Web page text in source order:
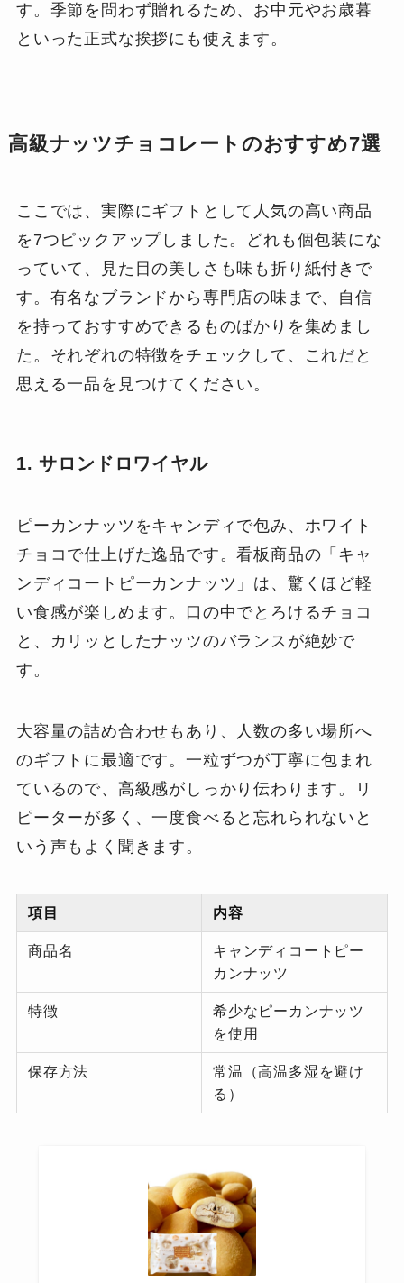
す。季節を問わず贈れるため、お中元やお歳暮
といった正式な挨拶にも使えます。
高級ナッツチョコレートのおすすめ7選
ここでは、実際にギフトとして人気の高い商品
を7つピックアップしました。どれも個包装にな
っていて、見た目の美しさも味も折り紙付きで
す。有名なブランドから専門店の味まで、自信
を持っておすすめできるものばかりを集めまし
た。それぞれの特徴をチェックして、これだと
思える一品を見つけてください。
1. サロンドロワイヤル
ピーカンナッツをキャンディで包み、ホワイト
チョコで仕上げた逸品です。看板商品の「キャ
ンディコートピーカンナッツ」は、驚くほど軽
い食感が楽しめます。口の中でとろけるチョコ
と、カリッとしたナッツのバランスが絶妙で
す。
大容量の詰め合わせもあり、人数の多い場所へ
のギフトに最適です。一粒ずつが丁寧に包まれ
ているので、高級感がしっかり伝わります。リ
ピーターが多く、一度食べると忘れられないと
いう声もよく聞きます。
項目 内容
商品名
キャンディコートピー
カンナッツ
特徴
希少なピーカンナッツ
を使用
保存方法
常温（高温多湿を避け
る）